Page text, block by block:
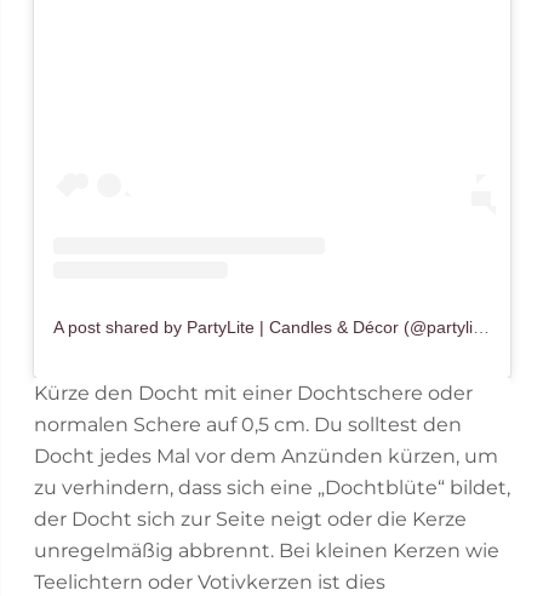
A post shared by PartyLite | Candles & Décor (@partylite)
Kürze den Docht mit einer Dochtschere oder
normalen Schere auf 0,5 cm. Du solltest den
Docht jedes Mal vor dem Anzünden kürzen, um
zu verhindern, dass sich eine „Dochtblüte“ bildet,
der Docht sich zur Seite neigt oder die Kerze
unregelmäßig abbrennt. Bei kleinen Kerzen wie
Teelichtern oder Votivkerzen ist dies